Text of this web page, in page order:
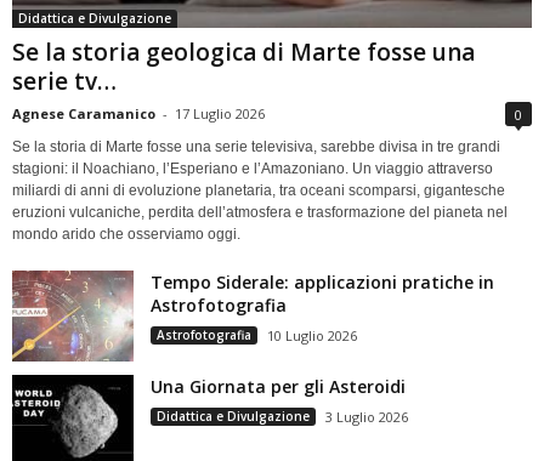
Didattica e Divulgazione
Se la storia geologica di Marte fosse una
serie tv…
Agnese Caramanico - 17 Luglio 2026 0
Se la storia di Marte fosse una serie televisiva, sarebbe divisa in tre grandi
stagioni: il Noachiano, l’Esperiano e l’Amazoniano. Un viaggio attraverso
miliardi di anni di evoluzione planetaria, tra oceani scomparsi, gigantesche
eruzioni vulcaniche, perdita dell’atmosfera e trasformazione del pianeta nel
mondo arido che osserviamo oggi.
Tempo Siderale: applicazioni pratiche in
Astrofotografia
Astrofotografia 10 Luglio 2026
Una Giornata per gli Asteroidi
Didattica e Divulgazione 3 Luglio 2026